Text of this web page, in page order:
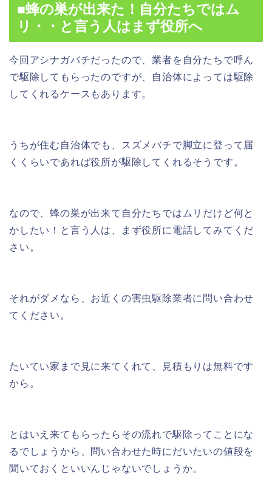
■蜂の巣が出来た！自分たちではム
リ・・と言う人はまず役所へ
今回アシナガバチだったので、業者を自分たちで呼ん
で駆除してもらったのですが、自治体によっては駆除
してくれるケースもあります。
うちが住む自治体でも、スズメバチで脚立に登って届
くくらいであれば役所が駆除してくれるそうです。
なので、蜂の巣が出来て自分たちではムリだけど何と
かしたい！と言う人は、まず役所に電話してみてくだ
さい。
それがダメなら、お近くの害虫駆除業者に問い合わせ
てください。
たいてい家まで見に来てくれて、見積もりは無料です
から。
とはいえ来てもらったらその流れで駆除ってことにな
るでしょうから、問い合わせた時にだいたいの値段を
聞いておくといいんじゃないでしょうか。